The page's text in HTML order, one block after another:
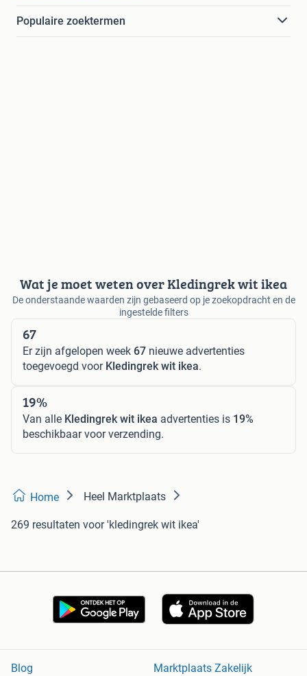
Populaire zoektermen
Wat je moet weten over Kledingrek wit ikea
De onderstaande waarden zijn gebaseerd op je zoekopdracht en de
ingestelde filters
67
Er zijn afgelopen week 67 nieuwe advertenties
toegevoegd voor Kledingrek wit ikea.
19%
Van alle Kledingrek wit ikea advertenties is 19%
beschikbaar voor verzending.
Home Heel Marktplaats
269 resultaten voor 'kledingrek wit ikea'
Blog
Marktplaats Zakelijk